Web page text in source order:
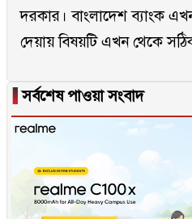
দরকার। বাংলাদেশ ব্যাংক
দেয়ায় বিষয়টি এখন থেকে
▐সর্বশেষ পাওয়া সংবাদ